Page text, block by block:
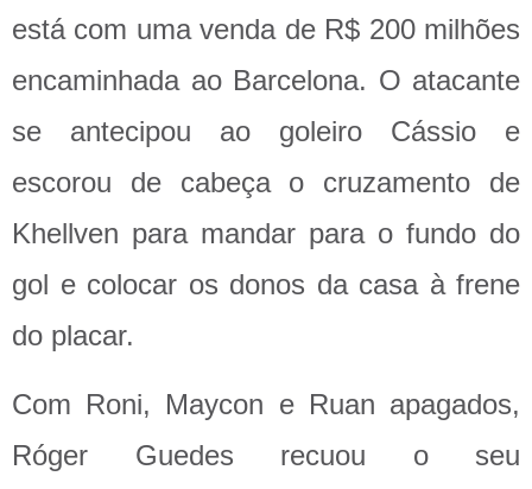
está com uma venda de R$ 200 milhões
encaminhada ao Barcelona. O atacante
se antecipou ao goleiro Cássio e
escorou de cabeça o cruzamento de
Khellven para mandar para o fundo do
gol e colocar os donos da casa à frene
do placar.
Com Roni, Maycon e Ruan apagados,
Róger Guedes recuou o seu